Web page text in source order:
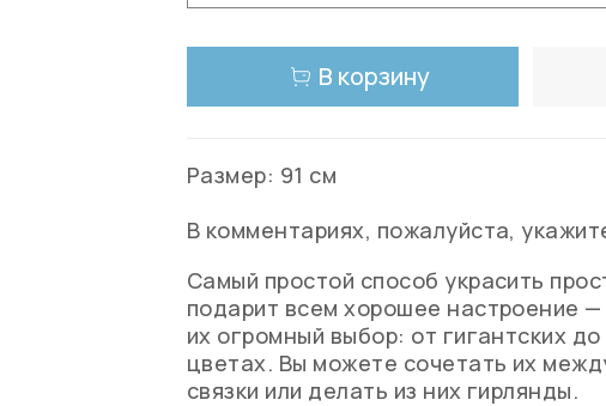
В корзину
Размер: 91 см
В комментариях, пожалуйста,
Самый простой способ украсить
подарит всем хорошее настроение
их огромный выбор: от гигантских
цветах. Вы можете сочетать их
связки или делать из них гирлянды.